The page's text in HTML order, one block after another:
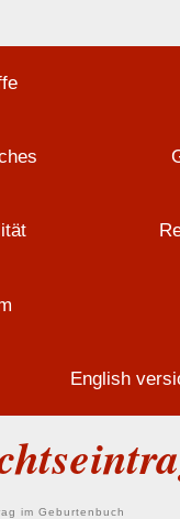
English
im Geburtenbuch